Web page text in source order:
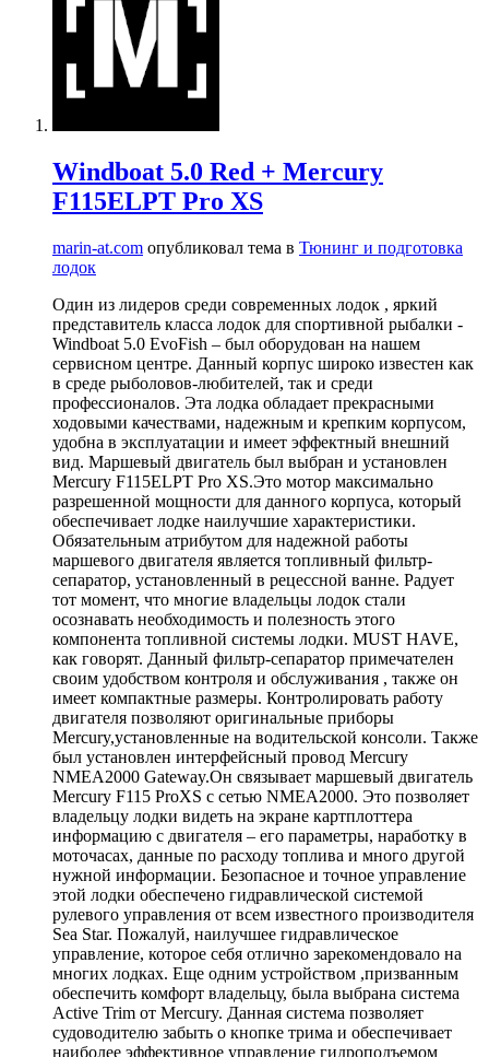
Windboat 5.0 Red + Mercury
F115ELPT Pro XS
marin-at.com опубликовал тема в Тюнинг и подготовка
лодок
Один из лидеров среди современных лодок , яркий
представитель класса лодок для спортивной рыбалки -
Windboat 5.0 EvoFish – был оборудован на нашем
сервисном центре. Данный корпус широко известен как
в среде рыболовов-любителей, так и среди
профессионалов. Эта лодка обладает прекрасными
ходовыми качествами, надежным и крепким корпусом,
удобна в эксплуатации и имеет эффектный внешний
вид. Маршевый двигатель был выбран и установлен
Mercury F115ELPT Pro XS.Это мотор максимально
разрешенной мощности для данного корпуса, который
обеспечивает лодке наилучшие характеристики.
Обязательным атрибутом для надежной работы
маршевого двигателя является топливный фильтр-
сепаратор, установленный в рецессной ванне. Радует
тот момент, что многие владельцы лодок стали
осознавать необходимость и полезность этого
компонента топливной системы лодки. MUST HAVE,
как говорят. Данный фильтр-сепаратор примечателен
своим удобством контроля и обслуживания , также он
имеет компактные размеры. Контролировать работу
двигателя позволяют оригинальные приборы
Mercury,установленные на водительской консоли. Также
был установлен интерфейсный провод Mercury
NMEA2000 Gateway.Он связывает маршевый двигатель
Mercury F115 ProXS с сетью NMEA2000. Это позволяет
владельцу лодки видеть на экране картплоттера
информацию с двигателя – его параметры, наработку в
моточасах, данные по расходу топлива и много другой
нужной информации. Безопасное и точное управление
этой лодки обеспечено гидравлической системой
рулевого управления от всем известного производителя
Sea Star. Пожалуй, наилучшее гидравлическое
управление, которое себя отлично зарекомендовало на
многих лодках. Еще одним устройством ,призванным
обеспечить комфорт владельцу, была выбрана система
Active Trim от Mercury. Данная система позволяет
судоводителю забыть о кнопке трима и обеспечивает
наиболее эффективное управление гидроподъемом